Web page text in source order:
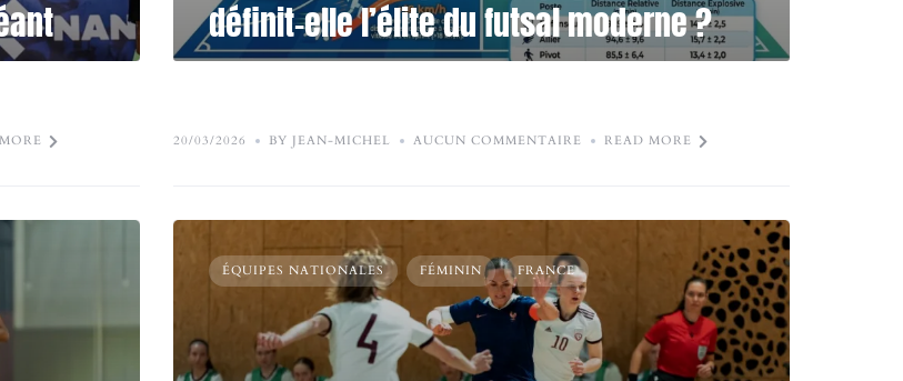
définit-elle l’élite du futsal moderne ?
20/03/2026 BY JEAN-MICHEL AUCUN COMMENTAIRE READ MORE
ÉQUIPES NATIONALES FÉMININ FRANCE